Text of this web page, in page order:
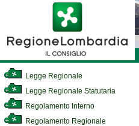
Legge Regionale
Legge Regionale Statutaria
Regolamento Interno
Regolamento Regionale